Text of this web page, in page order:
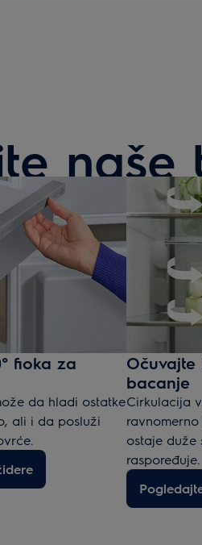
naše
fioka za
da hladi ostatke
ali i da posluži
Očuvajte
bacanje
Cirkulacija
ostaje duže
raspoređuje.